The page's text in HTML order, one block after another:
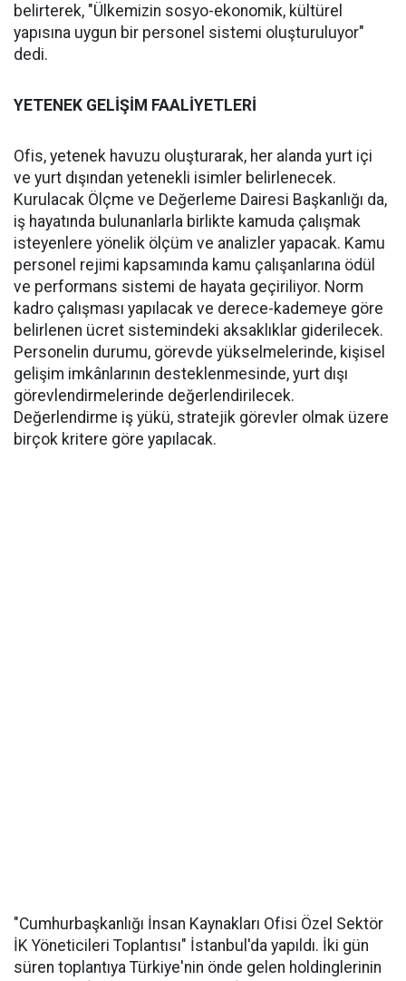
belirterek, "Ülkemizin sosyo-ekonomik, kültürel
yapısına uygun bir personel sistemi oluşturuluyor"
dedi.
YETENEK GELİŞİM FAALİYETLERİ
Ofis, yetenek havuzu oluşturarak, her alanda yurt içi
ve yurt dışından yetenekli isimler belirlenecek.
Kurulacak Ölçme ve Değerleme Dairesi Başkanlığı da,
iş hayatında bulunanlarla birlikte kamuda çalışmak
isteyenlere yönelik ölçüm ve analizler yapacak. Kamu
personel rejimi kapsamında kamu çalışanlarına ödül
ve performans sistemi de hayata geçiriliyor. Norm
kadro çalışması yapılacak ve derece-kademeye göre
belirlenen ücret sistemindeki aksaklıklar giderilecek.
Personelin durumu, görevde yükselmelerinde, kişisel
gelişim imkânlarının desteklenmesinde, yurt dışı
görevlendirmelerinde değerlendirilecek.
Değerlendirme iş yükü, stratejik görevler olmak üzere
birçok kritere göre yapılacak.
"Cumhurbaşkanlığı İnsan Kaynakları Ofisi Özel Sektör
İK Yöneticileri Toplantısı" İstanbul'da yapıldı. İki gün
süren toplantıya Türkiye'nin önde gelen holdinglerinin